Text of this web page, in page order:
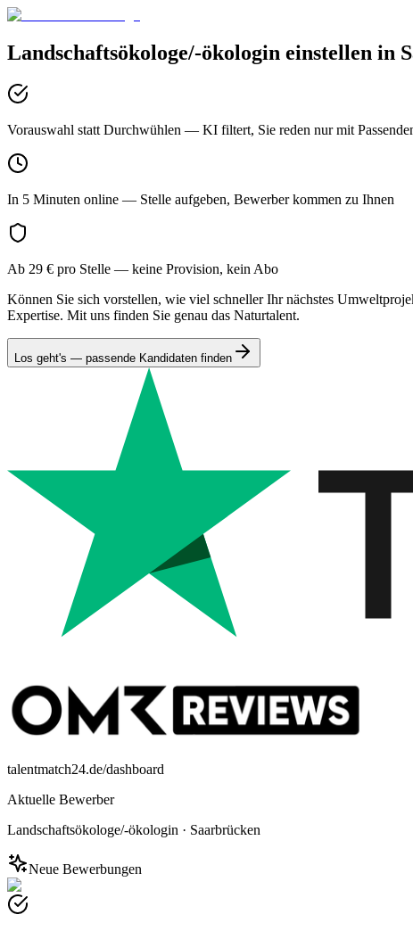
Landschaftsökologe/-ökologin einstellen in
Vorauswahl statt Durchwühlen — KI filtert, Sie reden nur mit
In 5 Minuten online — Stelle aufgeben, Bewerber kommen zu Ihnen
Ab 29 € pro Stelle — keine Provision, kein Abo
Können Sie sich vorstellen, wie viel schneller Ihr nächstes
Expertise. Mit uns finden Sie genau das Naturtalent.
Los geht's — passende Kandidaten finden
talentmatch24.de/dashboard
Aktuelle Bewerber
Landschaftsökologe/-ökologin · Saarbrücken
Neue Bewerbungen